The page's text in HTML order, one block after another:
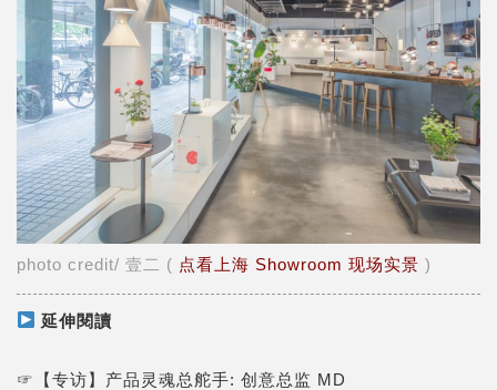
photo credit/ 壹二 ( 点看上海 Showroom 现场实景 )
延伸閱讀
☞ 【专访】产品灵魂总舵手: 创意总监 MD